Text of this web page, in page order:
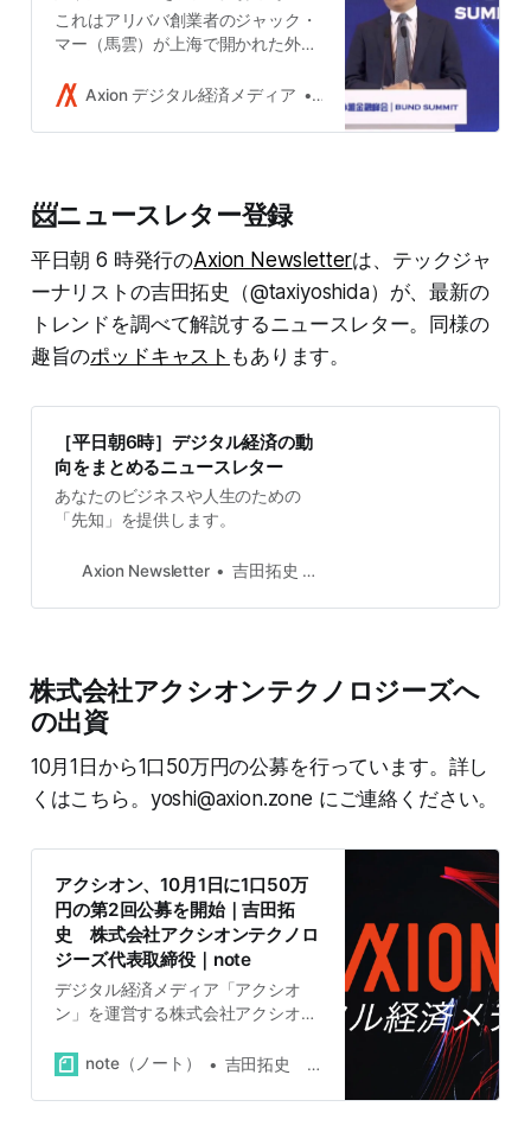
これはアリババ創業者のジャック・
マー（馬雲）が上海で開かれた外灘
る。サミットのテーマは「危機と機
新しい経済」で、10月24日、マー氏
連持続可能な開発目標の提唱者とし
てスピーチを行った。
Axion デジタル経済メディア 吉田拓史
📨ニュースレター登録
平日朝 6 時発行のAxion Newsletterは、テックジャ
ーナリストの吉田拓史（@taxiyoshida）が、最新の
トレンドを調べて解説するニュースレター。同様の
趣旨のポッドキャスト もあります。
［平日朝6時］デジタル経済の動
向をまとめるニュースレター
あなたのビジネスや人生のための
「先知」を提供します。
Axion Newsletter 吉田拓史 Yoshi
株式会社アクシオンテクノロジーズへ
の出資
10月1日から1口50万円の公募を行っています。詳し
くはこちら。yoshi@axion.zone にご連絡ください。
アクシオン、10月1日に1口50万
円の第2回公募を開始｜吉田拓
史 株式会社アクシオンテクノロ
ジーズ代表取締役｜note
デジタル経済メディア「アクシオ
ン」を運営する株式会社アクシオン
たま市、代表取締役：吉田拓史、以
第2回公募を開始します。 今回の公
note（ノート） 吉田拓史 株式会社アクシオンテクノロジーズ代表取締役